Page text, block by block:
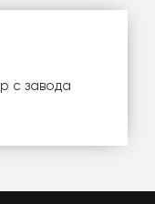
с завода